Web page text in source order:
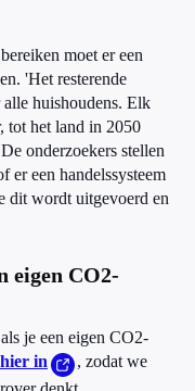
moet er een
'Het resterende
huishoudens. Elk
tot het land in 2050
onderzoekers stellen
er een handelssysteem
dit wordt uitgevoerd en
eigen CO2-
je een eigen CO2-
in
, zodat we